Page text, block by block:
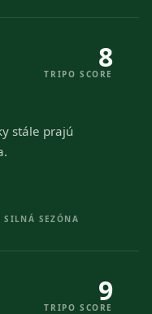
8
TRIPO SCORE
stále prajú
SILNÁ SEZÓNA
9
TRIPO SCORE